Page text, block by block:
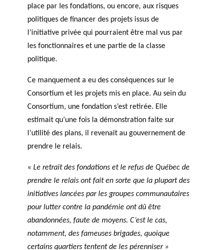
place par les fondations, ou encore, aux risques
politiques de financer des projets issus de
l’initiative privée qui pourraient être mal vus par
les fonctionnaires et une partie de la classe
politique.
Ce manquement a eu des conséquences sur le
Consortium et les projets mis en place. Au sein du
Consortium, une fondation s’est retirée. Elle
estimait qu’une fois la démonstration faite sur
l’utilité des plans, il revenait au gouvernement de
prendre le relais.
« Le retrait des fondations et le refus de Québec de
prendre le relais ont fait en sorte que la plupart des
initiatives lancées par les groupes communautaires
pour lutter contre la pandémie ont dû être
abandonnées, faute de moyens. C’est le cas,
notamment, des fameuses brigades, quoique
certains quartiers tentent de les pérenniser »